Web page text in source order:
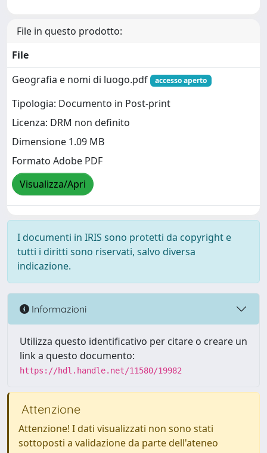
File in questo prodotto:
File
Geografia e nomi di luogo.pdf
accesso aperto
Tipologia: Documento in Post-print
Licenza: DRM non definito
Dimensione 1.09 MB
Formato Adobe PDF
Visualizza/Apri
I documenti in IRIS sono protetti da copyright e
tutti i diritti sono riservati, salvo diversa
indicazione.
Informazioni
Utilizza questo identificativo per citare o creare un
link a questo documento:
https://hdl.handle.net/11580/19982
Attenzione
Attenzione! I dati visualizzati non sono stati
sottoposti a validazione da parte dell'ateneo